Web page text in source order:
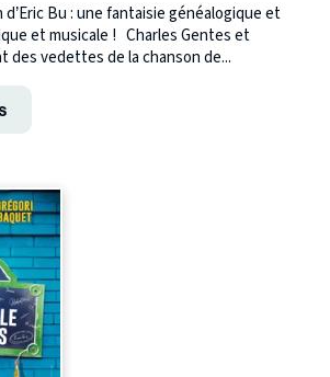
Bu : une fantaisie généalogique et
et musicale ! Charles Gentes et
des vedettes de la chanson de...